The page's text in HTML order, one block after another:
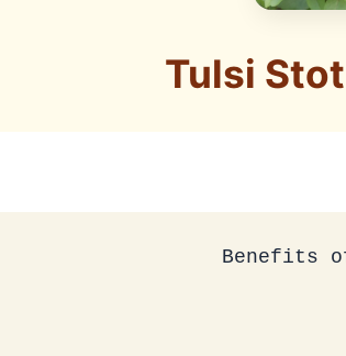
Tulsi
Benefits